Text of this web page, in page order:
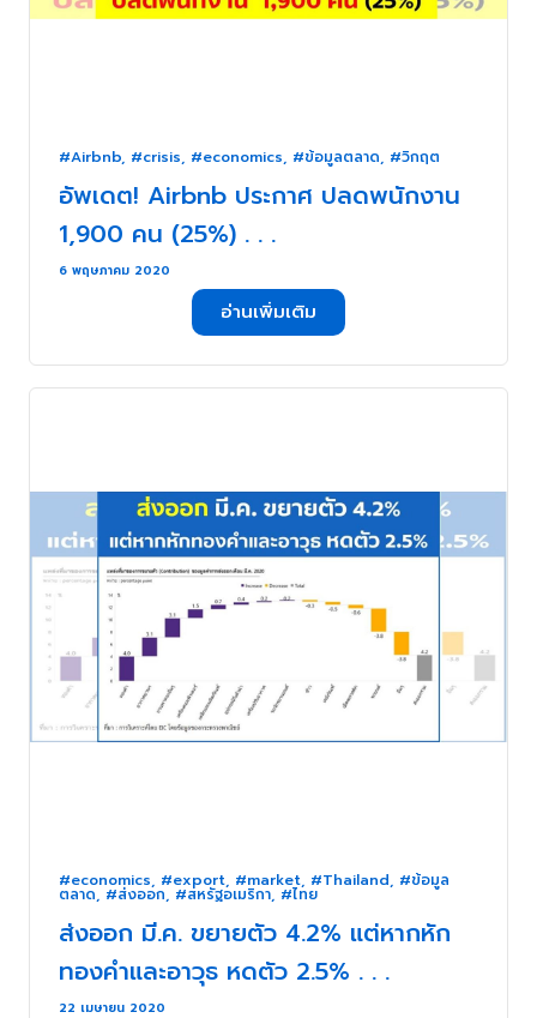
#Airbnb, #crisis, #economics, #ข้อมูลตลาด, #วิกฤต
อัพเดต! Airbnb ประกาศ ปลดพนักงาน
1,900 คน (25%) . . .
6 พฤษภาคม 2020
อ่านเพิ่มเติม
#economics, #export, #market, #Thailand, #ข้อมูล
ตลาด, #ส่งออก, #สหรัฐอเมริกา, #ไทย
ส่งออก มี.ค. ขยายตัว 4.2% แต่หากหัก
ทองคำและอาวุธ หดตัว 2.5% . . .
22 เมษายน 2020